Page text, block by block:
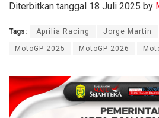
Diterbitkan tanggal 18 Juli 2025 by
Tags: Aprilia Racing Jorge Martin
MotoGP 2025 MotoGP 2026